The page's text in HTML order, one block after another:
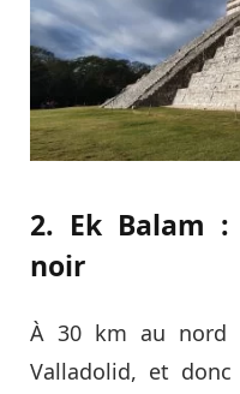
2. Ek Balam
noir
À 30 km au nord
Valladolid, et